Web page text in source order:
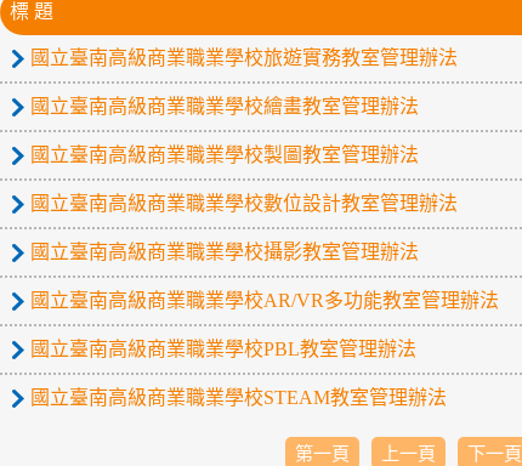
標 題
國立臺南高級商業職業學校旅遊實務教室管理辦法
國立臺南高級商業職業學校繪畫教室管理辦法
國立臺南高級商業職業學校製圖教室管理辦法
國立臺南高級商業職業學校數位設計教室管理辦法
國立臺南高級商業職業學校攝影教室管理辦法
國立臺南高級商業職業學校AR/VR多功能教室管理辦法
國立臺南高級商業職業學校PBL教室管理辦法
國立臺南高級商業職業學校STEAM教室管理辦法
第一頁 上一頁 下一頁